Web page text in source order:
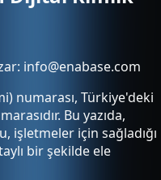
info@enabase.com
numarası, Türkiye'deki
Bu yazıda,
işletmeler için sağladığı
bir şekilde ele